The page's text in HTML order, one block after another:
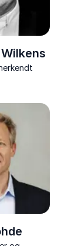
stabil